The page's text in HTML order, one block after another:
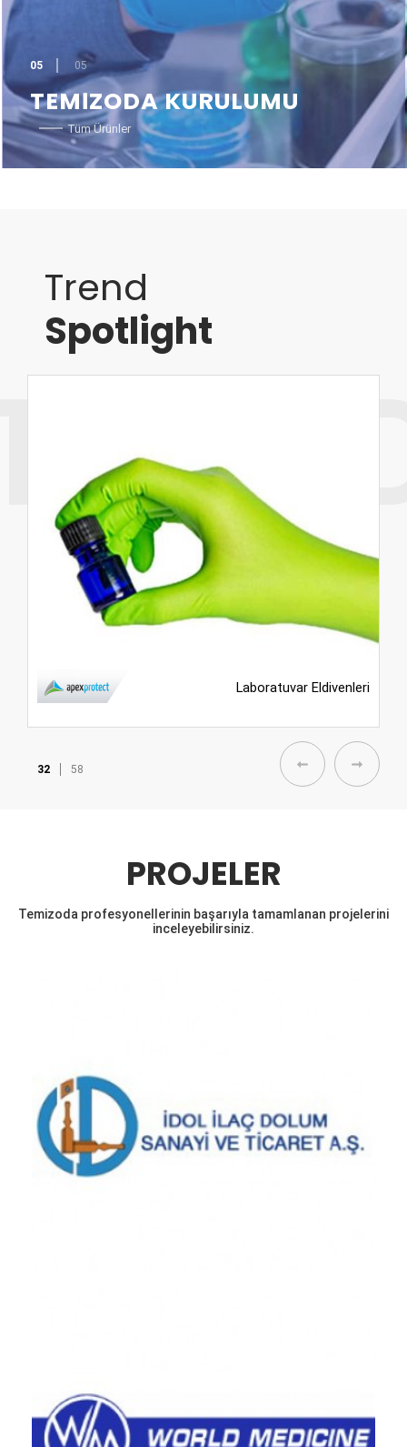
05 05
TEMİZODA KURULUMU
Tüm Ürünler
Trend
Spotlight
Temizoda
32 58
PROJELER
Temizoda profesyonellerinin başarıyla tamamlanan projelerini
inceleyebilirsiniz.